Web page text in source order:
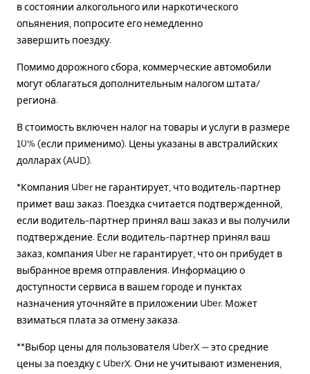
в состоянии алкогольного или наркотического
опьянения, попросите его немедленно
завершить поездку.
Помимо дорожного сбора, коммерческие автомобили
могут облагаться дополнительным налогом штата/
региона.
В стоимость включен налог на товары и услуги в размере
10% (если применимо). Цены указаны в австралийских
долларах (AUD).
*Компания Uber не гарантирует, что водитель-партнер
примет ваш заказ. Поездка считается подтвержденной,
если водитель-партнер принял ваш заказ и вы получили
подтверждение. Если водитель-партнер принял ваш
заказ, компания Uber не гарантирует, что он прибудет в
выбранное время отправления. Информацию о
доступности сервиса в вашем городе и пунктах
назначения уточняйте в приложении Uber. Может
взиматься плата за отмену заказа.
**Выбор цены для пользователя UberX — это средние
цены за поездку с UberX. Они не учитывают изменения,